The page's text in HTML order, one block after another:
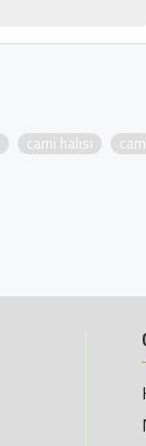
cami halısı